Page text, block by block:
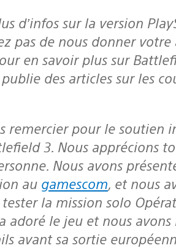
d’infos sur la version
pas de nous donner votre
en savoir plus sur
des articles sur les
3. Nous apprécions
Nous avons
au gamescom, et nous
la mission solo
le jeu et nous
avant sa sortie